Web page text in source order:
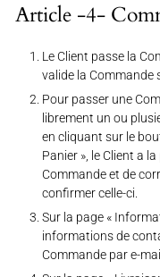
Article -4-
Le Client passe la
valide la Commande
Pour passer une
librement un ou
en cliquant sur le
Panier », le Client a
Commande et de
confirmer celle-ci.
Sur la page «
informations de
Commande par e-